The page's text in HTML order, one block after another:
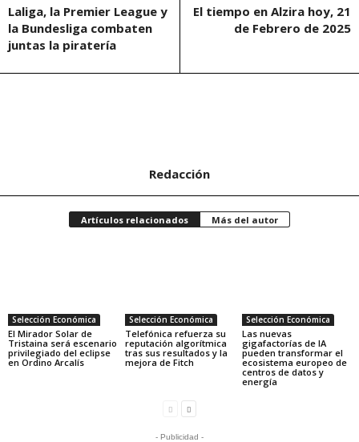
Laliga, la Premier League y
la Bundesliga combaten
juntas la piratería
El tiempo en Alzira hoy, 21
de Febrero de 2025
Redacción
Artículos relacionados Más del autor
Selección Económica
El Mirador Solar de
Tristaina será escenario
privilegiado del eclipse
en Ordino Arcalís
Selección Económica
Telefónica refuerza su
reputación algorítmica
tras sus resultados y la
mejora de Fitch
Selección Económica
Las nuevas
gigafactorías de IA
pueden transformar el
ecosistema europeo de
centros de datos y
energía
- Publicidad -